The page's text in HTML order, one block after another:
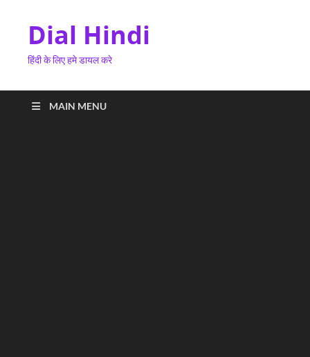
Dial Hindi
हिंदी के लिए हमे डायल करे
MAIN MENU